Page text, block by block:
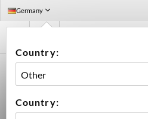
Germany
Country:
Country:
RUBBER BUNG CLEAR GLASS JAR 5 LITERS